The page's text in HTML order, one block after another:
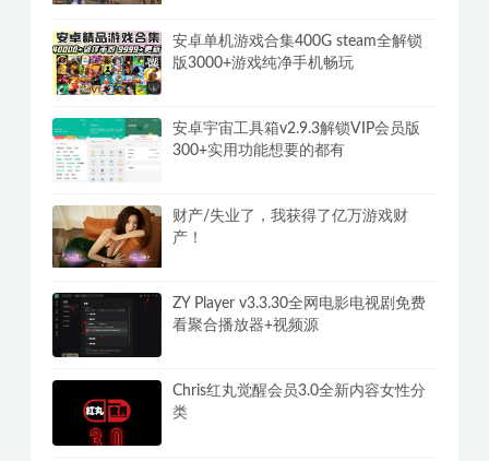
安卓单机游戏合集400G steam全解锁
版3000+游戏纯净手机畅玩
安卓宇宙工具箱v2.9.3解锁VIP会员版
300+实用功能想要的都有
财产/失业了，我获得了亿万游戏财
产！
ZY Player v3.3.30全网电影电视剧免费
看聚合播放器+视频源
Chris红丸觉醒会员3.0全新内容女性分
类